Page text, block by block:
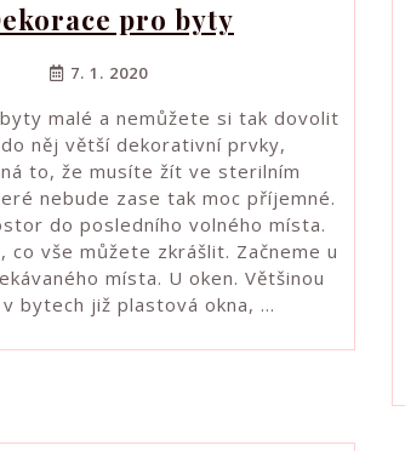
pro byty
7. 1. 2020
malé a nemůžete si tak dovolit
něj větší dekorativní prvky,
to, že musíte žít ve sterilním
nebude zase tak moc příjemné.
do posledního volného místa.
co vše můžete zkrášlit. Začneme u
místa. U oken. Většinou
bytech již plastová okna, …